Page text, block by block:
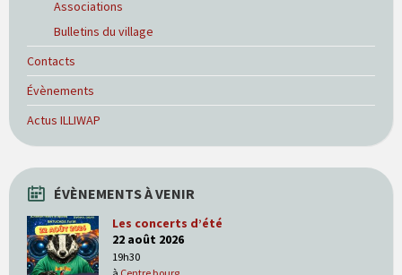
Associations
Bulletins du village
Contacts
Évènements
Actus ILLIWAP
ÉVÈNEMENTS À VENIR
Les concerts d’été
22 août 2026
19h30